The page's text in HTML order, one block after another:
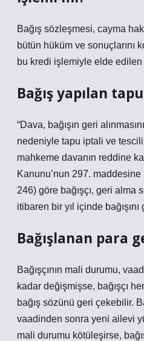
Bağış sözleşmesi, cayma
bütün hüküm ve sonuçlarını
bu kredi işlemiyle elde
Bağış yapılan
“Dava, bağışın geri
nedeniyle tapu iptali ve
mahkeme davanın reddine
Kanunu’nun 297.
246) göre bağışçı, geri
itibaren bir yıl içinde
Bağışlanan para
Bağışçının mali durumu,
kadar değişmişse, bağışçı
bağış sözünü geri çekebilir.
vaadinden sonra yeni ailevi
mali durumu kötüleşirse,